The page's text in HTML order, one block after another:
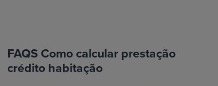
FAQS Como calcular prestação
crédito habitação